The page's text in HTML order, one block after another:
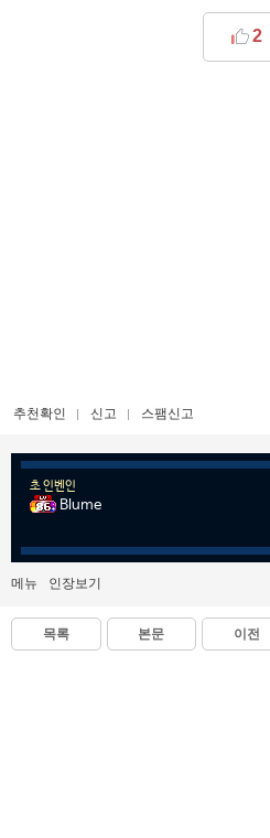
2
추천확인 신고 스팸신고
초 인벤인
Blume
메뉴 인장보기
목록 본문 이전